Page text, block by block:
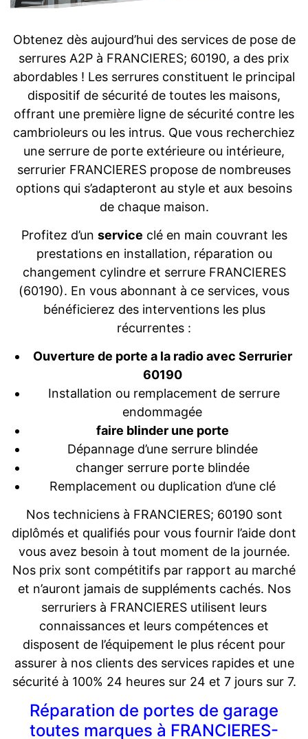
Obtenez dès aujourd’hui des services de pose de
serrures A2P à FRANCIERES; 60190, a des prix
abordables ! Les serrures constituent le principal
dispositif de sécurité de toutes les maisons,
offrant une première ligne de sécurité contre les
cambrioleurs ou les intrus. Que vous recherchiez
une serrure de porte extérieure ou intérieure,
serrurier FRANCIERES propose de nombreuses
options qui s’adapteront au style et aux besoins
de chaque maison.
Profitez d’un service clé en main couvrant les
prestations en installation, réparation ou
changement cylindre et serrure FRANCIERES
(60190). En vous abonnant à ce services, vous
bénéficierez des interventions les plus
récurrentes :
Ouverture de porte a la radio avec Serrurier
60190
Installation ou remplacement de serrure
endommagée
faire blinder une porte
Dépannage d’une serrure blindée
changer serrure porte blindée
Remplacement ou duplication d’une clé
Nos techniciens à FRANCIERES; 60190 sont
diplômés et qualifiés pour vous fournir l’aide dont
vous avez besoin à tout moment de la journée.
Nos prix sont compétitifs par rapport au marché
et n’auront jamais de suppléments cachés. Nos
serruriers à FRANCIERES utilisent leurs
connaissances et leurs compétences et
disposent de l’équipement le plus récent pour
assurer à nos clients des services rapides et une
sécurité à 100% 24 heures sur 24 et 7 jours sur 7.
Réparation de portes de garage
toutes marques à FRANCIERES-